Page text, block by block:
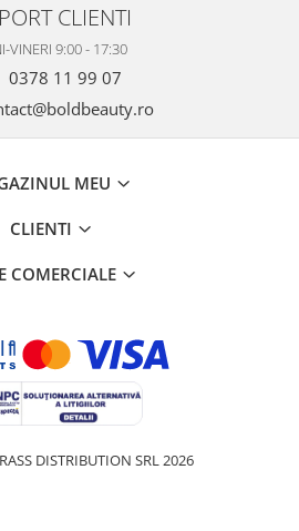
CLIENTI
VINERI 9:00 - 17:30
0378 11 99 07
MEU
CLIENTI
COMERCIALE
DISTRIBUTION SRL 2026